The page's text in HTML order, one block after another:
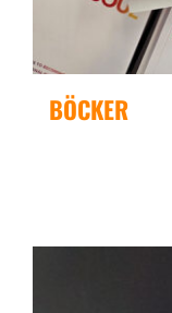
BÖCKER